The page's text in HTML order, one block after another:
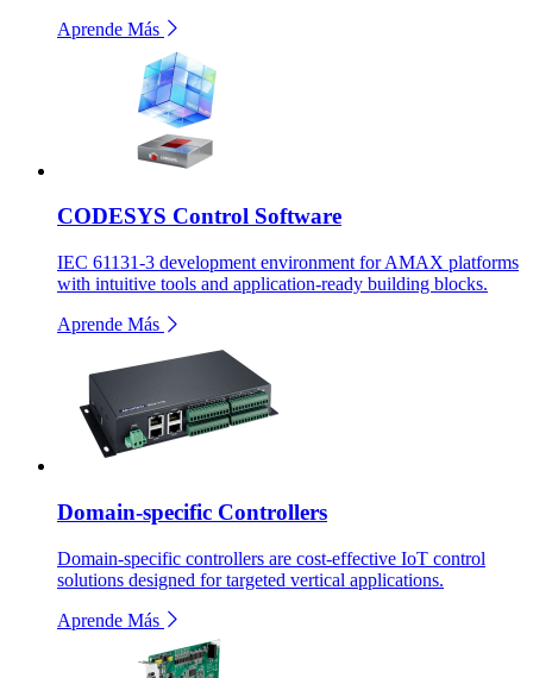
Aprende Más
CODESYS Control Software
IEC 61131-3 development environment for AMAX platforms
with intuitive tools and application-ready building blocks.
Aprende Más
Domain-specific Controllers
Domain-specific controllers are cost-effective IoT control
solutions designed for targeted vertical applications.
Aprende Más